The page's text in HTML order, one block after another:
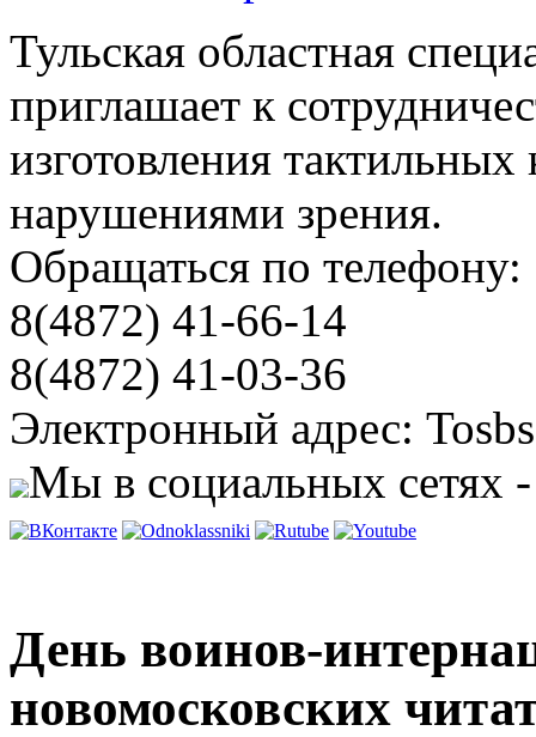
Тульская областная
приглашает к
изготовления
нарушениями зрения.
Обращаться по телефону:
8(4872) 41-66-14
8(4872) 41-03-36
Электронный адрес:
Мы в социальных сетях
День воинов-
новомосковских